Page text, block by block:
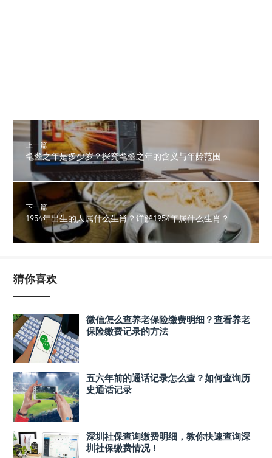
上一篇
耄耋之年是多少岁？探究耄耋之年的含义与年龄范围
下一篇
1954年出生的人属什么生肖？详解1954年属什么生肖？
猜你喜欢
微信怎么查养老保险缴费明细？查看养老
保险缴费记录的方法
五六年前的通话记录怎么查？如何查询历
史通话记录
深圳社保查询缴费明细，教你快速查询深
圳社保缴费情况！